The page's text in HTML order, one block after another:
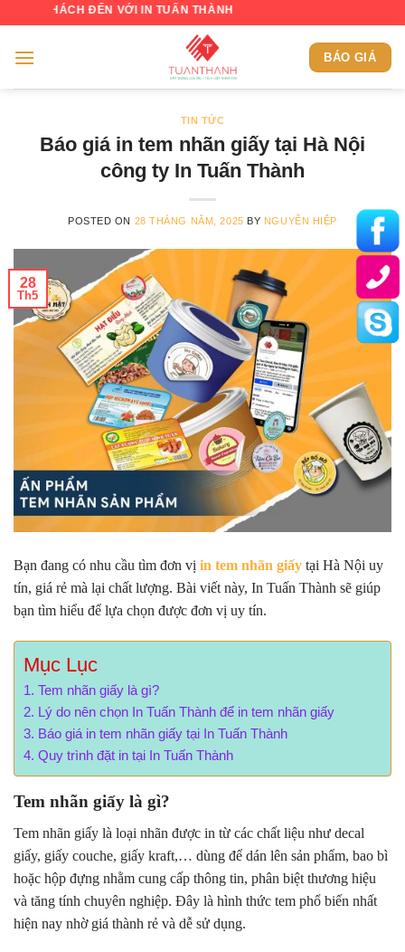
content
ĐẾN VỚI IN TUẤN THÀNH
BÁO GIÁ
TIN TỨC
Báo giá in tem nhãn giấy tại Hà Nội
công ty In Tuấn Thành
POSTED ON 28 THÁNG NĂM, 2025 BY NGUYỄN HIỆP
28
Th5
Bạn đang có nhu cầu tìm đơn vị in tem nhãn giấy tại Hà Nội uy
tín, giá rẻ mà lại chất lượng. Bài viết này, In Tuấn Thành sẽ giúp
bạn tìm hiểu để lựa chọn được đơn vị uy tín.
Mục Lục
Tem nhãn giấy là gì?
Lý do nên chọn In Tuấn Thành để in tem nhãn giấy
Báo giá in tem nhãn giấy tại In Tuấn Thành
Quy trình đặt in tại In Tuấn Thành
Tem nhãn giấy là gì?
Tem nhãn giấy là loại nhãn được in từ các chất liệu như decal
giấy, giấy couche, giấy kraft,… dùng để dán lên sản phẩm, bao bì
hoặc hộp đựng nhằm cung cấp thông tin, phân biệt thương hiệu
và tăng tính chuyên nghiệp. Đây là hình thức tem phổ biến nhất
hiện nay nhờ giá thành rẻ và dễ sử dụng.